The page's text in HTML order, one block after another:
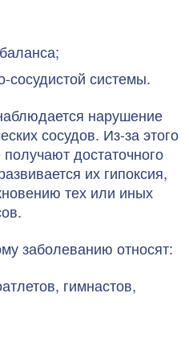
сосудистой системы.
нарушение
сосудов. Из-за этого
достаточного
их гипоксия,
тех или иных
заболеванию относят:
гимнастов,